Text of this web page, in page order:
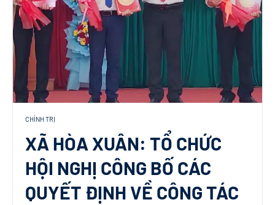
CHÍNH TRỊ
XÃ HÒA XUÂN: TỔ CHỨC
HỘI NGHỊ CÔNG BỐ CÁC
QUYẾT ĐỊNH VỀ CÔNG TÁC